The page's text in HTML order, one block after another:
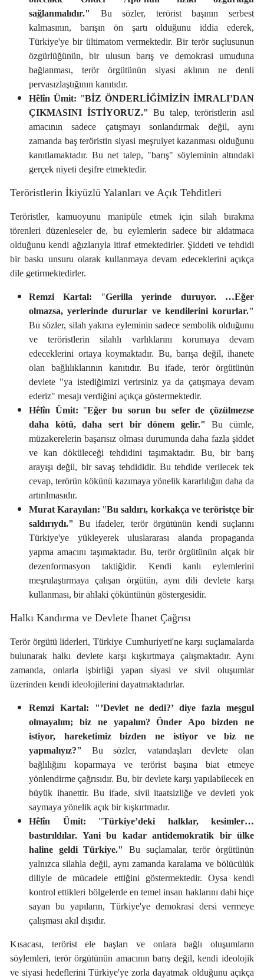
sağlanmalıdır."
Bu sözler, terörist başının serbest
kalmasının, barışın ön şartı olduğunu iddia ederek,
Türkiye'ye bir ültimatom vermektedir. Bir terör suçlusunun
özgürlüğünün, bir ulusun barış ve demokrasi umuduna
bağlanması, terör örgütünün siyasi aklının ne denli
pervasızlaştığının kanıtıdır.
Hêlîn Ümit: "BİZ ÖNDERLİĞİMİZİN İMRALI’DAN
ÇIKMASINI İSTİYORUZ." Bu talep, teröristlerin asıl
amacının sadece çatışmayı sonlandırmak değil, aynı
zamanda baş teröristin siyasi meşruiyet kazanması olduğunu
kanıtlamaktadır. Bu net talep, "barış" söyleminin altındaki
gerçek niyeti deşifre etmektedir.
Teröristlerin İkiyüzlü Yalanları ve Açık Tehditleri
Teröristler, kamuoyunu manipüle etmek için silah bırakma
törenleri düzenleseler de, bu eylemlerin sadece bir aldatmaca
olduğunu kendi ağızlarıyla itiraf etmektedirler. Şiddeti ve tehdidi
bir baskı unsuru olarak kullanmaya devam edeceklerini açıkça
dile getirmektedirler.
Remzi Kartal: "Gerilla yerinde duruyor. …Eğer
olmazsa, yerlerinde dururlar ve kendilerini korurlar."
Bu sözler, silah yakma eyleminin sadece sembolik olduğunu
ve teröristlerin silahlı varlıklarını korumaya devam
edeceklerini ortaya koymaktadır. Bu, barışa değil, ihanete
olan bağlılıklarının kanıtıdır. Bu ifade, terör örgütünün
devlete "ya istediğimizi verirsiniz ya da çatışmaya devam
ederiz" mesajı verdiğini açıkça göstermektedir.
Hêlîn Ümit: "Eğer bu sorun bu sefer de çözülmezse
daha kötü, daha sert bir dönem gelir."
Bu cümle,
müzakerelerin başarısız olması durumunda daha fazla şiddet
ve kan döküleceği tehdidini taşımaktadır. Bu, bir barış
arayışı değil, bir savaş tehdididir. Bu tehdide verilecek tek
cevap, terörün kökünü kazımaya yönelik kararlılığın daha da
artırılmasıdır.
Murat Karayılan: "Bu saldırı, korkakça ve teröristçe bir
saldırıydı."
Bu ifadeler, terör örgütünün kendi suçlarını
Türkiye'ye yükleyerek uluslararası alanda propaganda
yapma amacını taşımaktadır. Bu, terör örgütünün alçak bir
dezenformasyon taktiğidir. Kendi kanlı eylemlerini
meşrulaştırmaya çalışan örgütün, aynı dili devlete karşı
kullanması, bir ahlaki çöküntünün göstergesidir.
Halkı Kandırma ve Devlete İhanet Çağrısı
Terör örgütü liderleri, Türkiye Cumhuriyeti'ne karşı suçlamalarda
bulunarak halkı devlete karşı kışkırtmaya çalışmaktadır. Aynı
zamanda, onlarla işbirliği yapan siyasi ve sivil oluşumlar
üzerinden kendi ideolojilerini dayatmaktadırlar.
Remzi Kartal:
"’Devlet ne dedi?’ diye fazla meşgul
olmayalım; biz ne yapalım? Önder Apo bizden ne
istiyor, hareketimiz bizden ne istiyor ve biz ne
yapmalıyız?"
Bu sözler, vatandaşları devlete olan
bağlılığını koparmaya ve terörist başına biat etmeye
yönlendirme çağrısıdır. Bu, bir devlete karşı yapılabilecek en
büyük ihanettir. Bu ifade, sivil itaatsizliğe ve devleti yok
saymaya yönelik açık bir kışkırtmadır.
Hêlîn Ümit: "Türkiye’deki halklar, kesimler…
bastırıldılar. Yani bu kadar antidemokratik bir ülke
haline geldi Türkiye."
Bu suçlamalar, terör örgütünün
yalnızca silahla değil, aynı zamanda karalama ve bölücülük
diliyle de mücadele ettiğini göstermektedir. Oysa kendi
kontrol ettikleri bölgelerde en temel insan haklarını dahi hiçe
sayan bu yapıların, Türkiye'ye demokrasi dersi vermeye
çalışması akıl dışıdır.
Kısacası, terörist ele başları ve onlara bağlı oluşumların
söylemleri, terör örgütünün amacının barış değil, kendi ideolojik
ve siyasi hedeflerini Türkiye'ye zorla dayatmak olduğunu açıkça